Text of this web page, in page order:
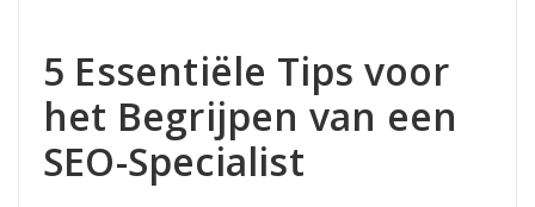
5 Essentiële Tips voor
het Begrijpen van een
SEO-Specialist